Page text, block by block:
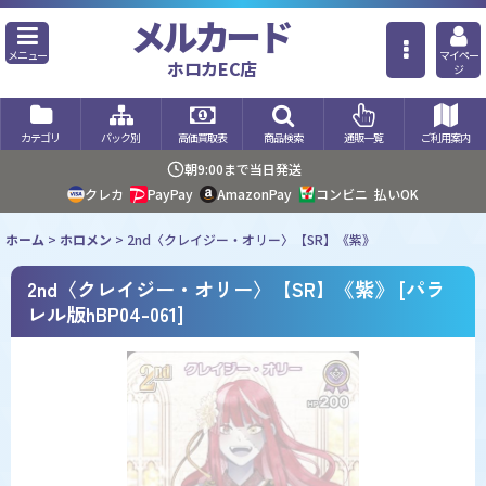
メニュー メルカード
ホロカEC店
マイペー
ジ
カテゴリ パック別 高価買取表 商品検索 通販一覧 ご利用案内
朝9:00まで当日発送
クレカ
PayPay AmazonPay コンビニ 払いOK
ホーム > ホロメン > 2nd〈クレイジー・オリー〉【SR】《紫》
2nd〈クレイジー・オリー〉【SR】《紫》 [パラ
レル版hBP04-061]